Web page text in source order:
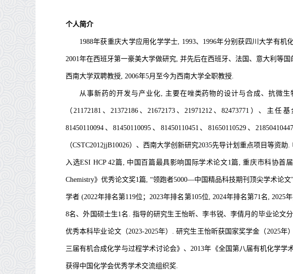
个人简介
1988年获重庆大学应用化学学士, 1993、1996年分别获四川大学有机
2001年在西班牙第一豪美大学做研究, 并先后在西班牙、法国、意大利等国
西南大学双聘教授, 2006年5月至今为西南大学全职教授.
从事新药的开发与产业化, 主要在唑类药物的设计与合成、抗微
（ 21172181、21372186、21672173、21971212、82473771）、 主任基
81450110094、81450110095、81450110451、81650110529、21850410447
（CSTC2012jjB10026） 、西南大学创新研究2035先导计划重点项目等资助.
入选ESI HCP 42篇, 中国百篇最具影响国际学术论文1篇, 重庆市科协首
Chemistry》优秀论文奖1篇, “领跑者5000—中国精品科技期刊顶尖学术论文
学者 (2022年排名第119位；2023年排名第105位, 2024年排名第71名,
8名、外国硕士生1名. 指导的研究生王怡昕、李书锐、李倩月的毕业论文
优秀本科毕业论文（2023-2025年）. 研究生王怡昕获国家奖学金（2025年）.
三届有机合成化学与过程学术讨论会》、2013年《全国第八届有机化学
获得中国化学会优秀学术交流组织奖.